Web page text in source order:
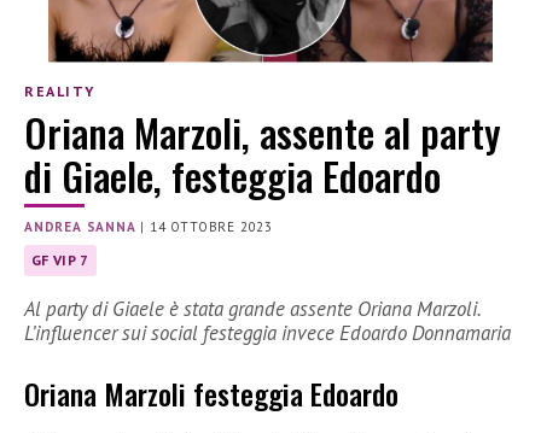
REALITY
Oriana Marzoli, assente al party
di Giaele, festeggia Edoardo
ANDREA SANNA | 14 OTTOBRE 2023
GF VIP 7
Al party di Giaele è stata grande assente Oriana Marzoli.
L’influencer sui social festeggia invece Edoardo Donnamaria
Oriana Marzoli festeggia Edoardo